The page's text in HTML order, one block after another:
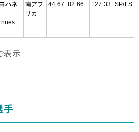
ハネ
南アフ
リカ
44.67 82.66 127.33 SP/FS
表示
手